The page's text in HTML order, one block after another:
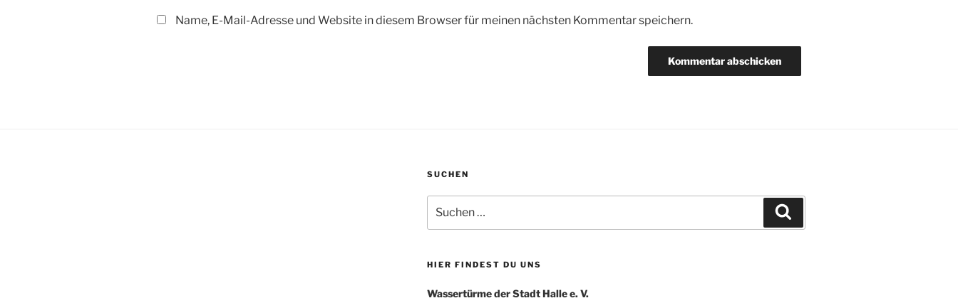
Name, E-Mail-Adresse und Website in diesem Browser für meinen nächsten Kommentar speichern.
SUCHEN
nach:
HIER FINDEST DU UNS
Wassertürme der Stadt Halle e. V.